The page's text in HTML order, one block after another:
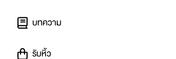
บทความ
รับหิ้ว
8